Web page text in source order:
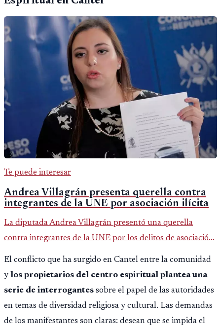
Te puede interesar
Andrea Villagrán presenta querella contra
integrantes de la UNE por asociación ilícita
La diputada Andrea Villagrán presentó una querella
contra integrantes de la UNE por los delitos de asociación
ilícita, terrorismo y sedición.
El conflicto que ha surgido en Cantel entre la comunidad
y los propietarios del centro espiritual plantea una
serie de interrogantes sobre el papel de las autoridades
en temas de diversidad religiosa y cultural. Las demandas
de los manifestantes son claras: desean que se impida el